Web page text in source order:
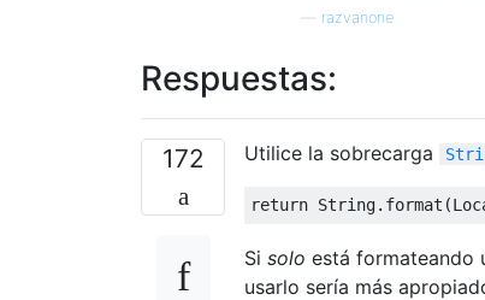
razvanone
Respuestas:
172 Utilice la sobrecarga
return String. format (
Si solo está formateando
usarlo sería más